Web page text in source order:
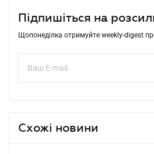
Підпишіться на
Щопонеділка отримуйте weekly-digest
Схожі новини